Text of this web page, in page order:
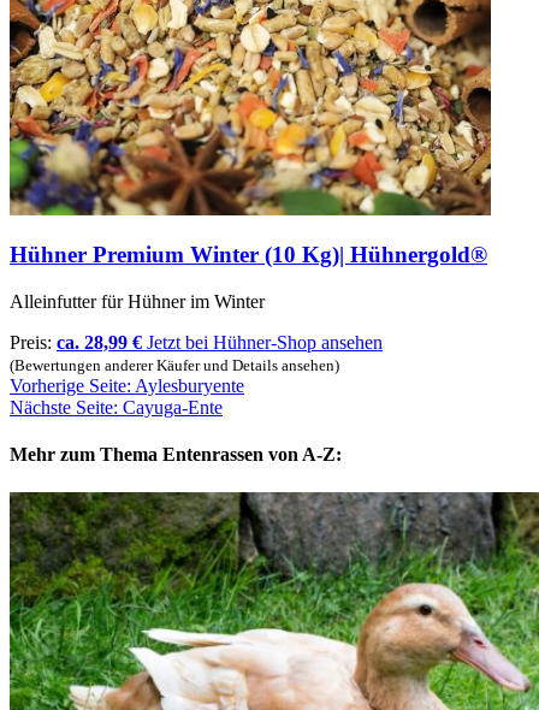
Hühner Premium Winter (10 Kg)| Hühnergold®
Alleinfutter für Hühner im Winter
Preis: ca. 28,99 € Jetzt bei Hühner-Shop ansehen
(Bewertungen anderer Käufer und Details ansehen)
Vorherige Seite: Aylesburyente
Nächste Seite: Cayuga-Ente
Mehr zum Thema Entenrassen von A-Z: